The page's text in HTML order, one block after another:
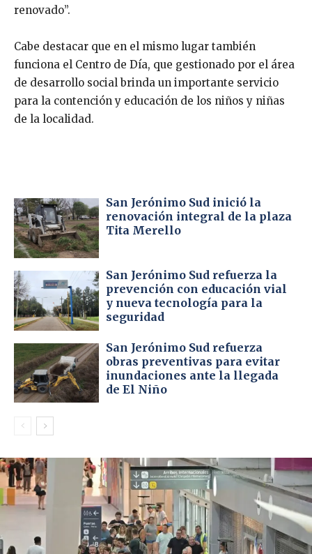
renovado’’.
Cabe destacar que en el mismo lugar también
funciona el Centro de Día, que gestionado por el área
de desarrollo social brinda un importante servicio
para la contención y educación de los niños y niñas
de la localidad.
San Jerónimo Sud inició la
renovación integral de la plaza
Tita Merello
San Jerónimo Sud refuerza la
prevención con educación vial
y nueva tecnología para la
seguridad
San Jerónimo Sud refuerza
obras preventivas para evitar
inundaciones ante la llegada
de El Niño